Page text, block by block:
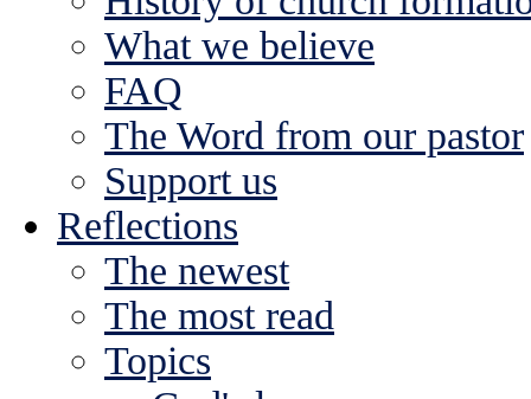
What we believe
FAQ
The Word from our pastor
Support us
Reflections
The newest
The most read
Topics